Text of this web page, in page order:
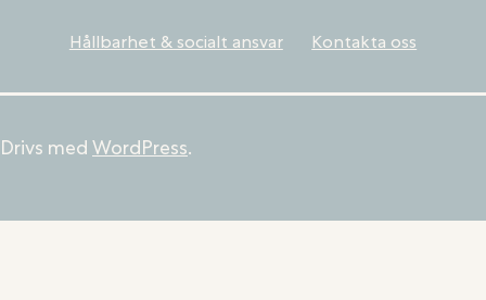
Hållbarhet & socialt ansvar Kontakta oss
Drivs med WordPress.